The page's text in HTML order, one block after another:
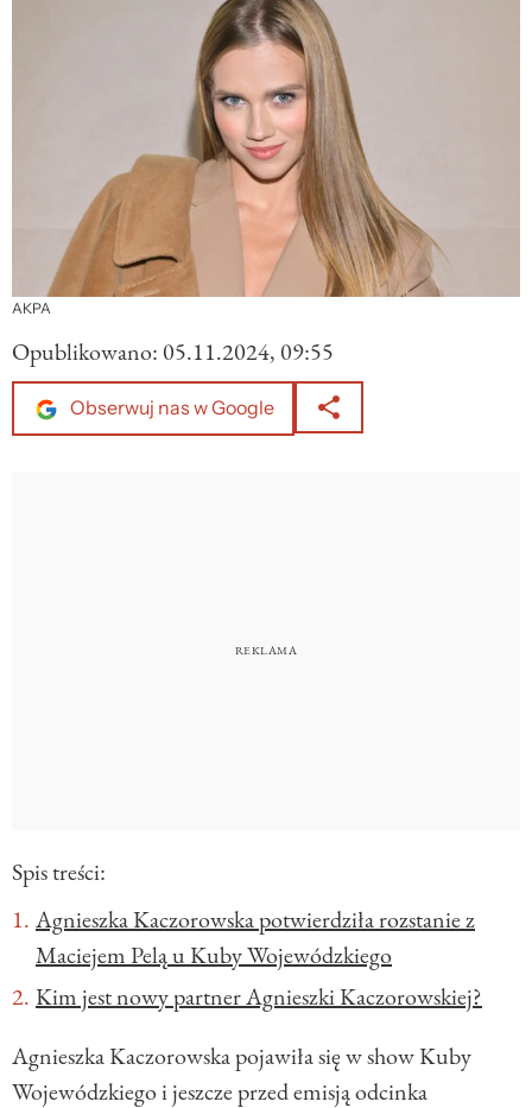
AKPA
Opublikowano: 05.11.2024, 09:55
Obserwuj nas w Google
Spis treści:
Agnieszka Kaczorowska potwierdziła rozstanie z
Maciejem Pelą u Kuby Wojewódzkiego
Kim jest nowy partner Agnieszki Kaczorowskiej?
Agnieszka Kaczorowska pojawiła się w show Kuby
Wojewódzkiego i jeszcze przed emisją odcinka